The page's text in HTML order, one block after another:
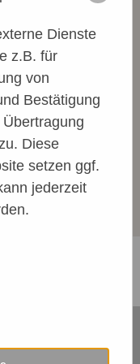
zurzeit 36,00
Euro für
Dienste
z.B. für
von
Bestätigung
Diese
setzen ggf.
jederzeit